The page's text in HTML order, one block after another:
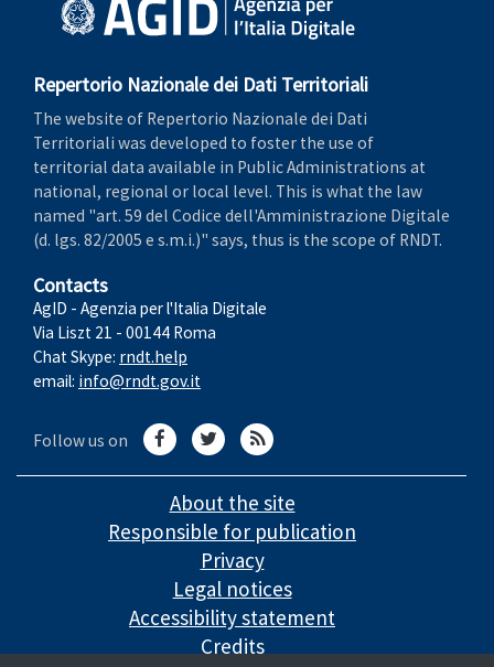
Repertorio Nazionale dei Dati Territoriali
The website of Repertorio Nazionale dei Dati
Territoriali was developed to foster the use of
territorial data available in Public Administrations at
national, regional or local level. This is what the law
named "art. 59 del Codice dell'Amministrazione Digitale
(d. lgs. 82/2005 e s.m.i.)" says, thus is the scope of RNDT.
Contacts
AgID - Agenzia per l'Italia Digitale
Via Liszt 21 - 00144 Roma
Chat Skype: rndt.help
email: info@rndt.gov.it
Follow us on
About the site
Responsible for publication
Privacy
Legal notices
Accessibility statement
Credits